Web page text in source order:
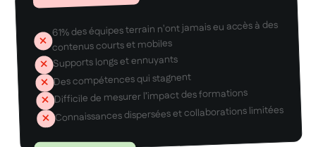
61% des équipes terrain n'ont jamais eu accès à des
contenus courts et mobiles
Supports longs et ennuyants
Des compétences qui stagnent
Difficile de mesurer l’impact des formations
Connaissances dispersées et collaborations limitées